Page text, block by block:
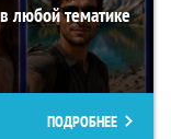
любой тематике
ПОДРОБНЕЕ